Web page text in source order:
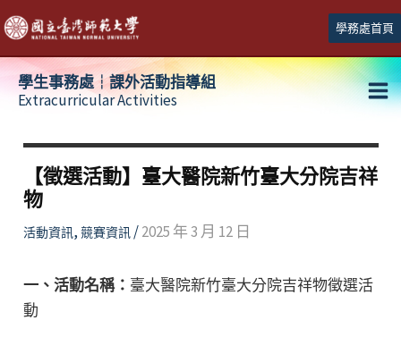
跳
至
主
學務處首頁
學生事務處┆課外活動指導組
Extracurricular Activities
【徵選活動】臺大醫院新竹臺大分院吉祥
物
活動資訊, 競賽資訊/2025 年 3 月 12 日
一、活動名稱： 臺大醫院新竹臺大分院吉祥物徵選活
動